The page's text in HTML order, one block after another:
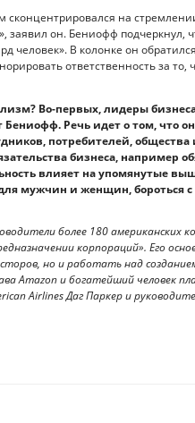
сконцентрировался на
заявил он. Бениофф
человек». В колонке он
ответственность за
Во-первых, лидеры
Бениофф. Речь идет о том, что
потребителей,
бизнеса, например
влияет на упомянутые
мужчин и женщин, бороться
более 180 американских
корпораций». Его
но и работать над
Amazon и богатейший человек
Airlines Даг Паркер и